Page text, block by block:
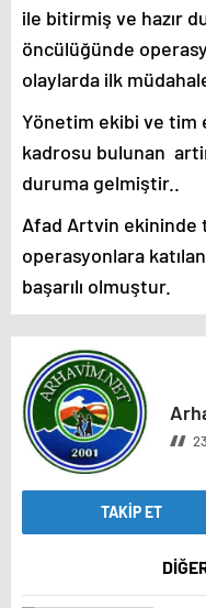
TAKİP ET
ile bitirmiş ve hazır
öncülüğünde
olaylarda ilk
Yönetim ekibi ve tim
kadrosu bulunan
duruma gelmiştir..
Afad Artvin ekininde
operasyonlara
başarılı olmuştur.